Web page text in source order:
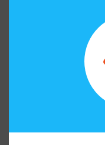
especiales.
visuales y sonoros. A
🔥 Pulse Up:El
emocionante del
Este juego combina
deberéis superar
agachándoos y